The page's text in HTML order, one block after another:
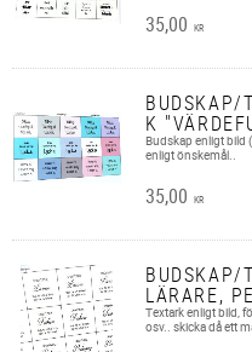
35,00 KR
BUDSKAP/
K
Budskap enligt bild
enligt önskemål..
35,00 KR
BUDSKAP/
LÄRARE,
Textark enligt bild,
osv.. skicka då ett